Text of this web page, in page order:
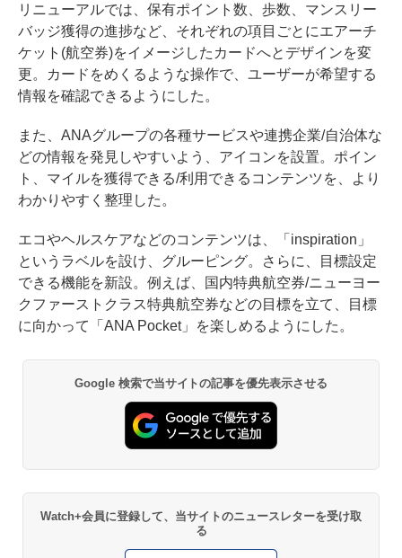
リニューアルでは、保有ポイント数、歩数、マンスリー
バッジ獲得の進捗など、それぞれの項目ごとにエアーチ
ケット(航空券)をイメージしたカードへとデザインを変
更。カードをめくるような操作で、ユーザーが希望する
情報を確認できるようにした。
また、ANAグループの各種サービスや連携企業/自治体な
どの情報を発見しやすいよう、アイコンを設置。ポイン
ト、マイルを獲得できる/利用できるコンテンツを、より
わかりやすく整理した。
エコやヘルスケアなどのコンテンツは、「inspiration」
というラベルを設け、グルーピング。さらに、目標設定
できる機能を新設。例えば、国内特典航空券/ニューヨー
クファーストクラス特典航空券などの目標を立て、目標
に向かって「ANA Pocket」を楽しめるようにした。
Google 検索で当サイトの記事を優先表示させる
Watch+会員に登録して、当サイトのニュースレターを受け取
る